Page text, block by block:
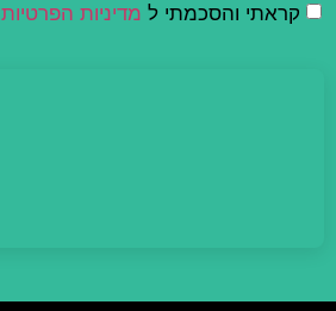
קראתי והסכמתי ל מדיניות הפרטיות